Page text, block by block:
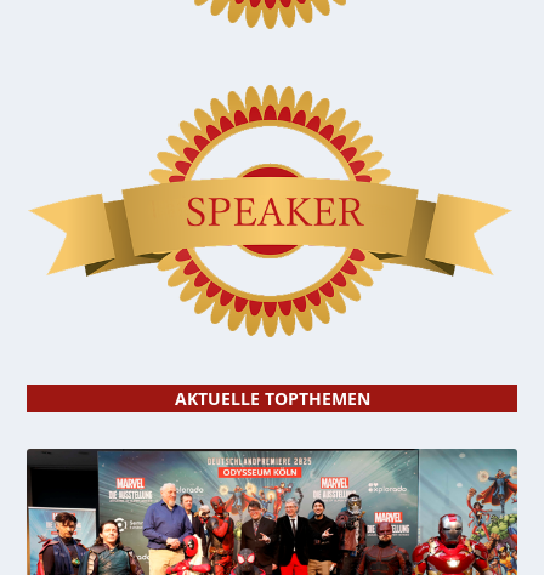
AKTUELLE TOPTHEMEN